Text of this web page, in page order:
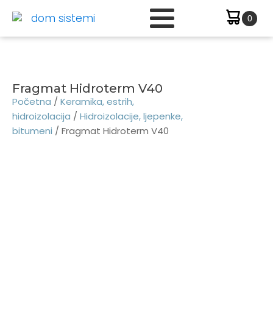
Fragmat Hidroterm V40
Početna / Keramika, estrih,
hidroizolacija / Hidroizolacije, ljepenke,
bitumeni / Fragmat Hidroterm V40